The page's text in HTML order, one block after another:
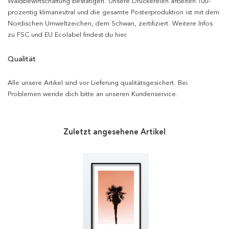
prozentig klimaneutral und die gesamte Posterproduktion ist mit dem
Nordischen Umweltzeichen, dem Schwan, zertifiziert. Weitere Infos
zu FSC und EU Ecolabel findest du hier.
Qualität
Alle unsere Artikel sind vor Lieferung qualitätsgesichert. Bei
Problemen wende dich bitte an unseren Kundenservice.
Zuletzt angesehene Artikel